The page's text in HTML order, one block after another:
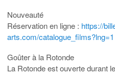
Nouveauté
Réservation en ligne : https://
arts.com/catalogue_films?lng=1
Goûter à la Rotonde
La Rotonde est ouverte durant